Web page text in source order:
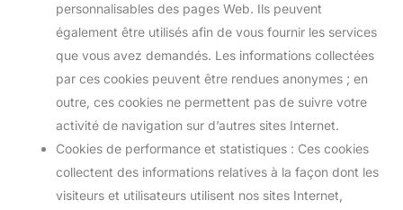
personnalisables des pages Web. Ils peuvent
également être utilisés afin de vous fournir les services
que vous avez demandés. Les informations collectées
par ces cookies peuvent être rendues anonymes ; en
outre, ces cookies ne permettent pas de suivre votre
activité de navigation sur d’autres sites Internet.
Cookies de performance et statistiques : Ces cookies
collectent des informations relatives à la façon dont les
visiteurs et utilisateurs utilisent nos sites Internet,